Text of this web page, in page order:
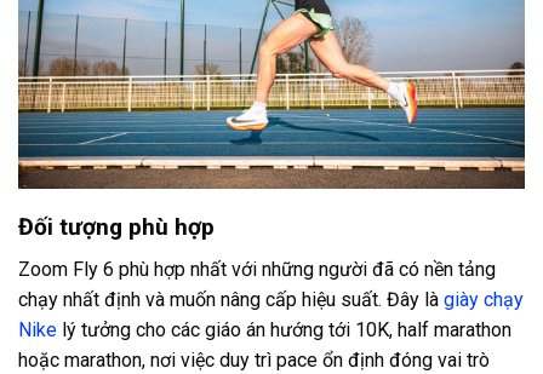
Đối tượng phù hợp
Zoom Fly 6 phù hợp nhất với những người đã có nền tảng
chạy nhất định và muốn nâng cấp hiệu suất. Đây là giày chạy
Nike lý tưởng cho các giáo án hướng tới 10K, half marathon
hoặc marathon, nơi việc duy trì pace ổn định đóng vai trò